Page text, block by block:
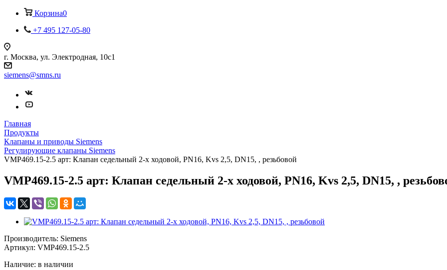
Корзина0
+7 495 127-05-80
г. Москва, ул. Электродная, 10с1
siemens@smns.ru
Главная
Продукты
Клапаны и приводы Siemens
Регулирующие клапаны Siemens
VMP469.15-2.5 арт: Клапан седельный 2-х ходовой, PN16, Kvs 2,5, DN15, , резьбовой
VMP469.15-2.5 арт: Клапан седельный 2-х ходовой, PN16, Kvs 2,5, DN15, ,
Производитель: Siemens
Артикул: VMP469.15-2.5
Наличие: в наличии